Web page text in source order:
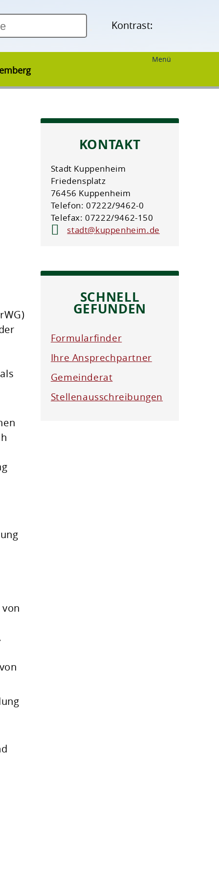
Kontrast:
Menü
KONTAKT
Stadt Kuppenheim
Friedensplatz
76456 Kuppenheim
Telefon: 07222/9462-0
Telefax: 07222/9462-150
stadt@kuppenheim.de
SCHNELL
GEFUNDEN
Formularfinder
Ihre Ansprechpartner
Gemeinderat
Stellenausschreibungen